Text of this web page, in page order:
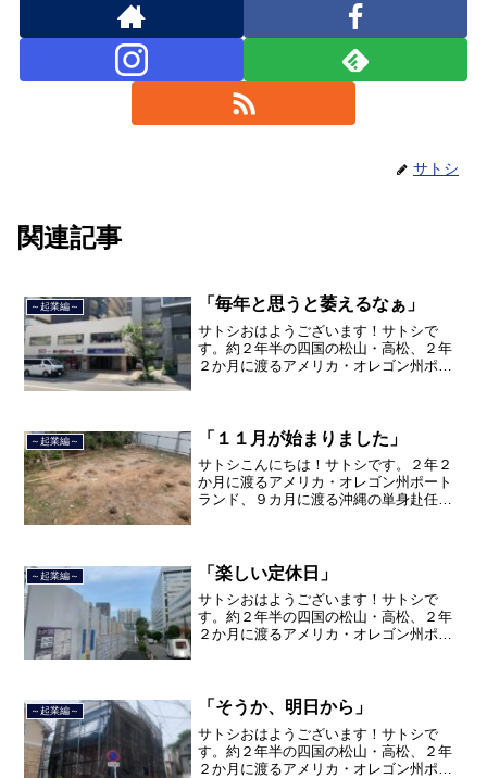
サトシ
関連記事
～起業編～ 「毎年と思うと萎えるなぁ」
サトシおはようございます！サトシで
す。約２年半の四国の松山・高松、２年
２か月に渡るアメリカ・オレゴン州ポー
て、２０２１年３月９日より東...
～起業編～ 「１１月が始まりました」
サトシこんにちは！サトシです。２年２
か月に渡るアメリカ・オレゴン州ポート
ランド、９カ月に渡る沖縄の単身赴任の
品川区南大井で不動産を主...
～起業編～ 「楽しい定休日」
サトシおはようございます！サトシで
す。約２年半の四国の松山・高松、２年
２か月に渡るアメリカ・オレゴン州ポー
て、２０２１年３月９日より東...
～起業編～ 「そうか、明日から」
サトシおはようございます！サトシで
す。約２年半の四国の松山・高松、２年
２か月に渡るアメリカ・オレゴン州ポー